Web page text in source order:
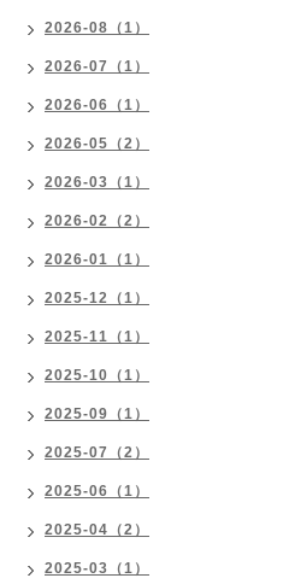
2026-08（1）
2026-07（1）
2026-06（1）
2026-05（2）
2026-03（1）
2026-02（2）
2026-01（1）
2025-12（1）
2025-11（1）
2025-10（1）
2025-09（1）
2025-07（2）
2025-06（1）
2025-04（2）
2025-03（1）